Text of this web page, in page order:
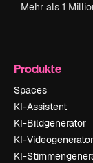
Mehr als 1
Produkte
Spaces
KI-Assistent
KI-Bildgenerator
KI-Videogenerator
KI-